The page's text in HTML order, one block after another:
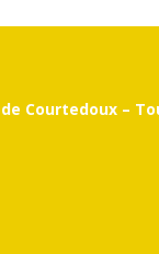
Courtedoux –